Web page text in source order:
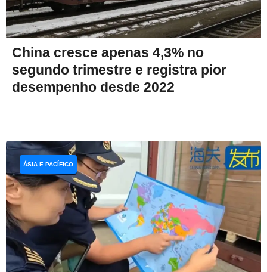
China cresce apenas 4,3% no
segundo trimestre e registra pior
desempenho desde 2022
ÁSIA E PACÍFICO